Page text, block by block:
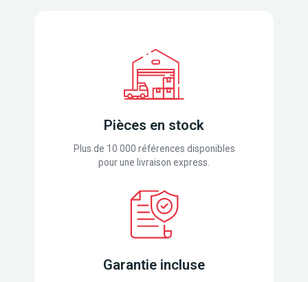
Pièces en stock
Plus de 10 000 références disponibles
pour une livraison express.
Garantie incluse